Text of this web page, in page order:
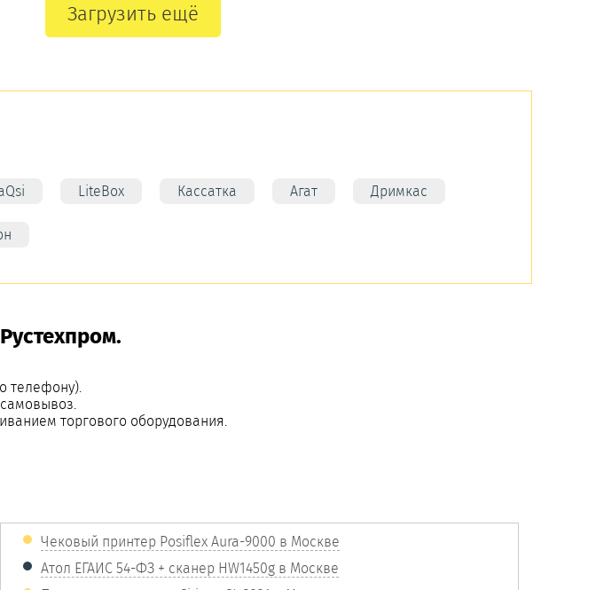
Загрузить ещё
LiteBox Кассатка Агат Дримкас
телефону).
торгового оборудования.
Чековый принтер Posiflex Aura-9000 в Москве
Атол ЕГАИС 54-ФЗ + сканер HW1450g в Москве